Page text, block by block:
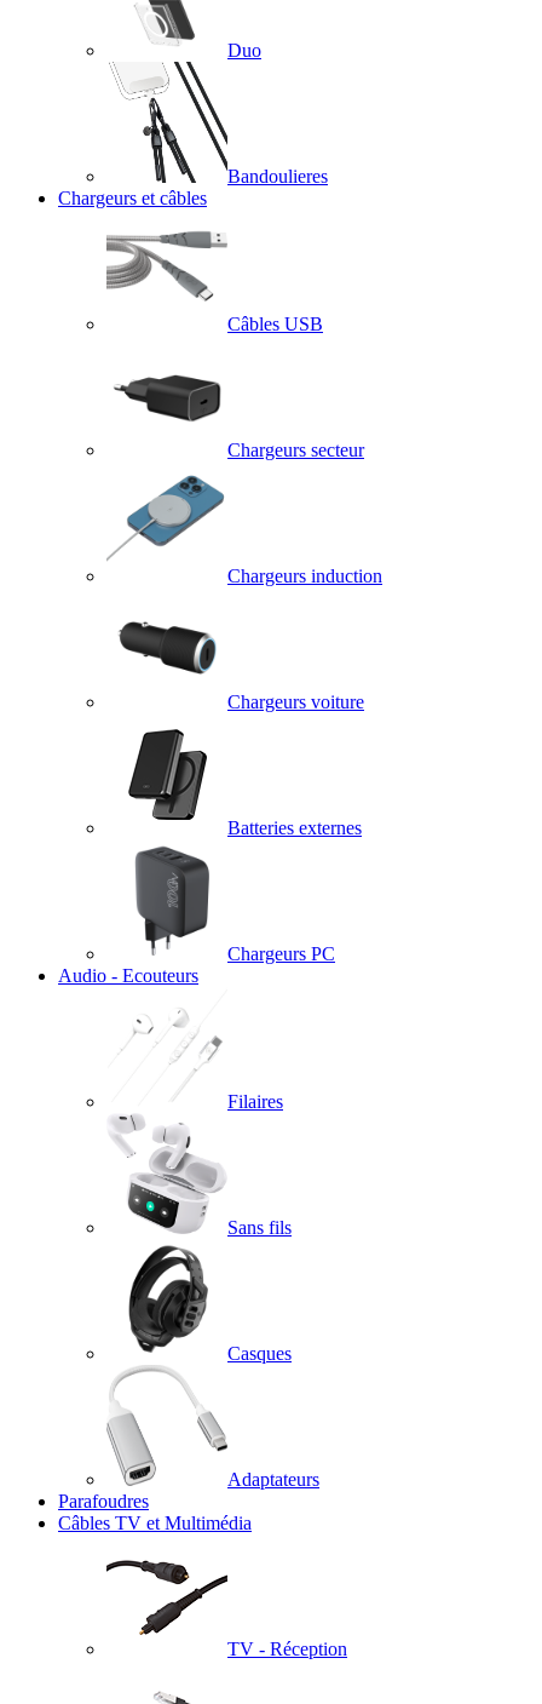
Duo
Bandoulieres
Chargeurs et câbles
Câbles USB
Chargeurs secteur
Chargeurs induction
Chargeurs voiture
Batteries externes
Chargeurs PC
Audio - Ecouteurs
Filaires
Sans fils
Casques
Adaptateurs
Parafoudres
Câbles TV et Multimédia
TV - Réception